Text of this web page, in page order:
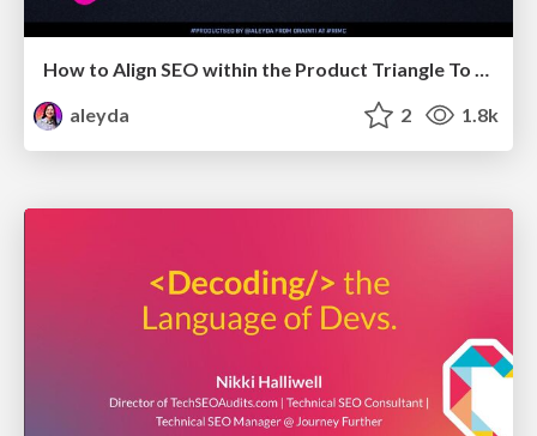
How to Align SEO within the Product Triangle To Get Buy-In & Support - #RIMC
aleyda
2 1.8k